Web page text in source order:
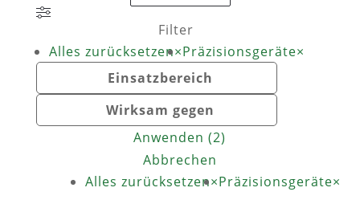
Filter
Alles zurücksetzen×Präzisionsgeräte×
Einsatzbereich
Wirksam gegen
Anwenden(2)
Abbrechen
Alles zurücksetzen×Präzisionsgeräte×